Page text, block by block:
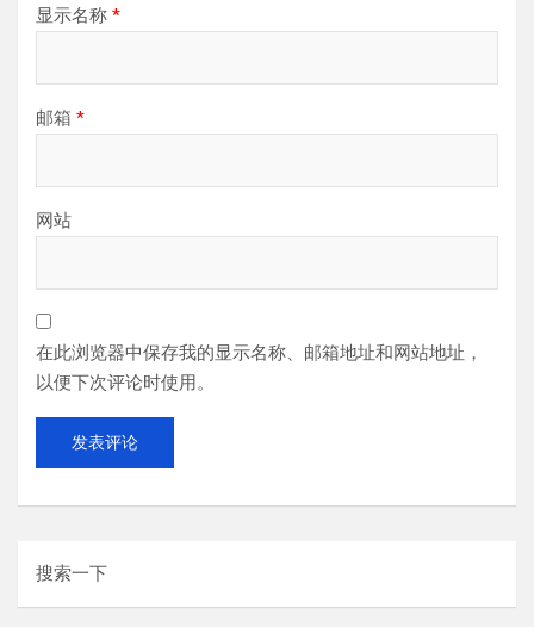
显示名称 *
邮箱 *
网站
在此浏览器中保存我的显示名称、邮箱地址和网站地址，
以便下次评论时使用。
搜索一下